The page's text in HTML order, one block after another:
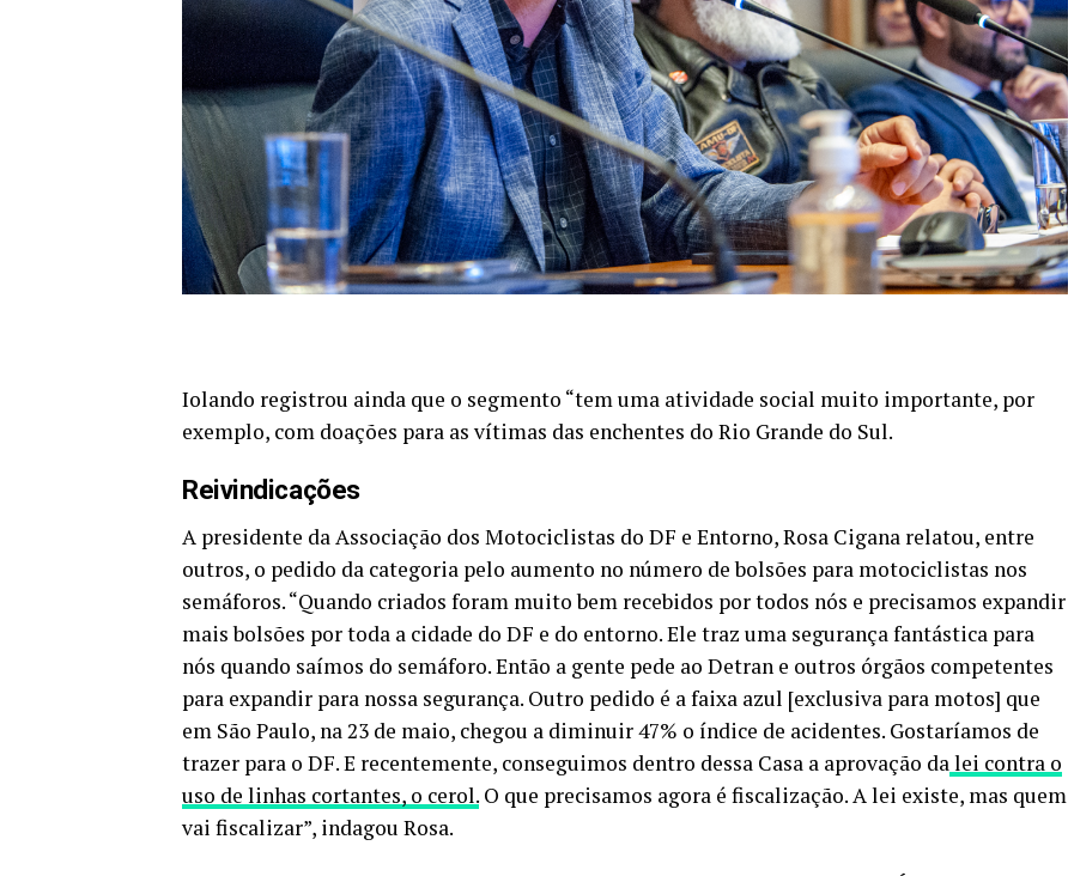
Iolando registrou ainda que o segmento “tem uma atividade social muito importante, por
exemplo, com doações para as vítimas das enchentes do Rio Grande do Sul.
Reivindicações
A presidente da Associação dos Motociclistas do DF e Entorno, Rosa Cigana relatou, entre
outros, o pedido da categoria pelo aumento no número de bolsões para motociclistas nos
semáforos. “Quando criados foram muito bem recebidos por todos nós e precisamos expandir
mais bolsões por toda a cidade do DF e do entorno. Ele traz uma segurança fantástica para
nós quando saímos do semáforo. Então a gente pede ao Detran e outros órgãos competentes
para expandir para nossa segurança. Outro pedido é a faixa azul [exclusiva para motos] que
em São Paulo, na 23 de maio, chegou a diminuir 47% o índice de acidentes. Gostaríamos de
trazer para o DF. E recentemente, conseguimos dentro dessa Casa a aprovação dalei contra o
uso de linhas cortantes, o cerol. O que precisamos agora é fiscalização. A lei existe, mas quem
vai fiscalizar”, indagou Rosa.